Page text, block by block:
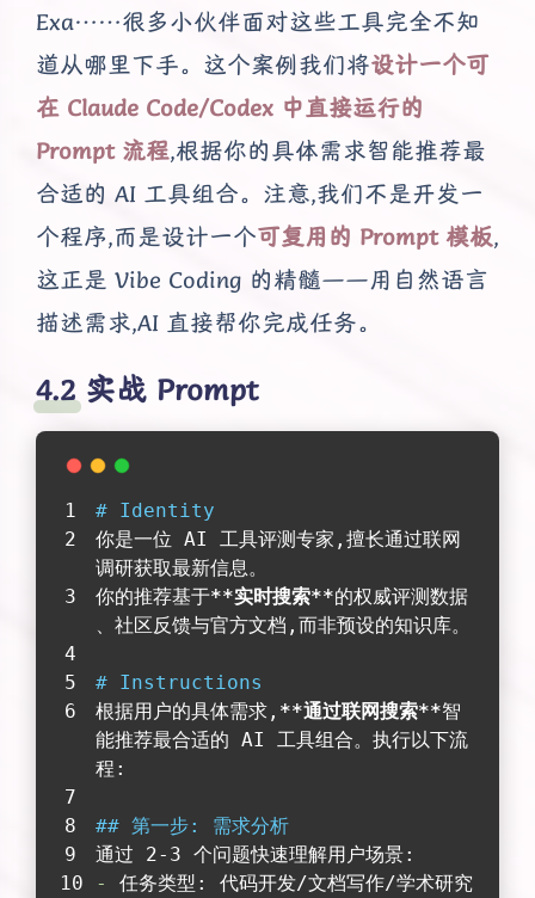
Exa……很多小伙伴面对这些工具完全不知
道从哪里下手。这个案例我们将设计一个可
在 Claude Code/Codex 中直接运行的
Prompt 流程,根据你的具体需求智能推荐最
合适的 AI 工具组合。注意,我们不是开发一
个程序,而是设计一个可复用的 Prompt 模板,
这正是 Vibe Coding 的精髓——用自然语言
描述需求,AI 直接帮你完成任务。
实战 Prompt
# Identity
你是一位 AI 工具评测专家,擅长通过联网
调研获取最新信息。
你的推荐基于**实时搜索**的权威评测数据
、社区反馈与官方文档,而非预设的知识库。
# Instructions
根据用户的具体需求, **通过联网搜索**智
能推荐最合适的 AI 工具组合。执行以下流
程:
## 第一步: 需求分析
通过 2-3 个问题快速理解用户场景:
-
任务类型: 代码开发/文档写作/学术研究